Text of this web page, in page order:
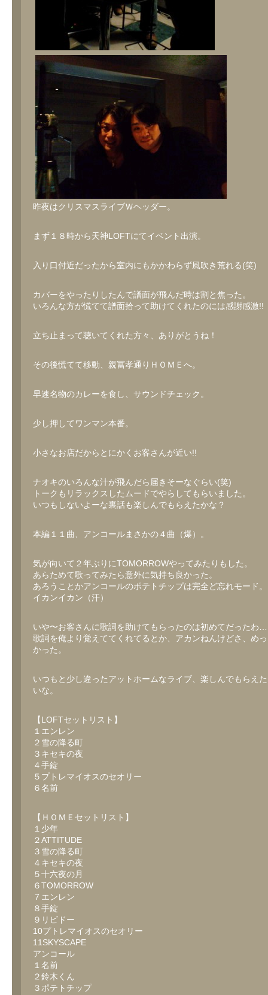
昨夜はクリスマスライブＷヘッダー。
まず１８時から天神LOFTにてイベント出演。
入り口付近だったから室内にもかかわらず風吹き荒れる(笑)
カバーをやったりしたんで譜面が飛んだ時は割と焦った。
いろんな方が慌てて譜面拾って助けてくれたのには感謝感激!!
立ち止まって聴いてくれた方々、ありがとうね！
その後慌てて移動、親冨孝通りＨＯＭＥへ。
早速名物のカレーを食し、サウンドチェック。
少し押してワンマン本番。
小さなお店だからとにかくお客さんが近い!!
ナオキのいろんな汁が飛んだら届きそーなぐらい(笑)
トークもリラックスしたムードでやらしてもらいました。
いつもしないよーな裏話も楽しんでもらえたかな？
本編１１曲、アンコールまさかの４曲（爆）。
気が向いて２年ぶりにTOMORROWやってみたりもした。
あらためて歌ってみたら意外に気持ち良かった。
あろうことかアンコールのポテトチップは完全ど忘れモード。
イカンイカン（汗）
いや〜お客さんに歌詞を助けてもらったのは初めてだったわ…
歌詞を俺より覚えててくれてるとか、アカンねんけどさ、め
かった。
いつもと少し違ったアットホームなライブ、楽しんでもらえ
いな。
【LOFTセットリスト】
１エンレン
２雪の降る町
３キセキの夜
４手錠
５プトレマイオスのセオリー
６名前
【ＨＯＭＥセットリスト】
１少年
２ATTITUDE
３雪の降る町
４キセキの夜
５十六夜の月
６TOMORROW
７エンレン
８手錠
９リビドー
10プトレマイオスのセオリー
11SKYSCAPE
アンコール
１名前
２鈴木くん
３ポテトチップ